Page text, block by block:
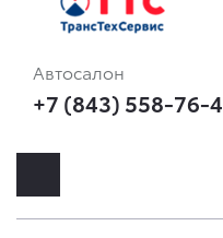
Автосалон
+7 (843) 558-76-